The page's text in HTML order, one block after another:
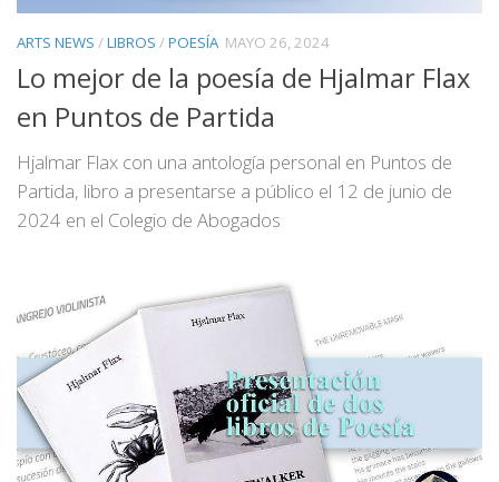
ARTS NEWS /LIBROS /POESÍA MAYO 26, 2024
Lo mejor de la poesía de Hjalmar Flax
en Puntos de Partida
Hjalmar Flax con una antología personal en Puntos de
Partida, libro a presentarse a público el 12 de junio de
2024 en el Colegio de Abogados